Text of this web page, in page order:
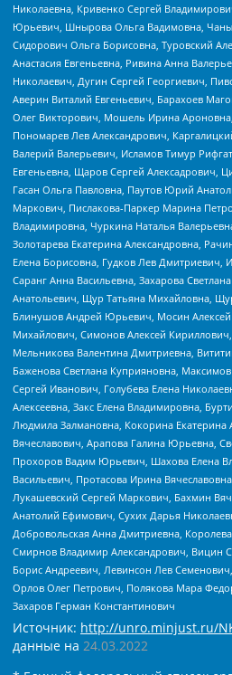
Николаевна, Кривенко Сергей
Юрьевич, Шнырова Ольга Вадимовна,
Сидорович Ольга Борисовна, Туровский
Анастасия Евгеньевна, Ривина Анна
Николаевич, Дугин Сергей Георгиевич,
Аверин Виталий Евгеньевич, Барахоев
Олег Викторович, Мошель Ирина
Пономарев Лев Александрович,
Валерий Валерьевич, Исламов Тимур
Евгеньевна, Щаров Сергей Алексадрович,
Гасан Ольга Павловна, Паутов Юрий
Маркович, Пислакова-Паркер Марина
Владимировна, Чуркина Наталья
Золотарева Екатерина Александровна,
Елена Борисовна, Гудков Лев
Саранг Анна Васильевна, Захарова
Анатольевич, Щур Татьяна Михайловна,
Блинушов Андрей Юрьевич, Мосин Алексей
Михайлович, Симонов Алексей
Мельникова Валентина Дмитриевна,
Баженова Светлана Куприяновна,
Сергей Иванович, Голубева Елена
Алексеевна, Закс Елена Владимировна,
Людмила Залмановна, Кокорина Екатерина
Вячеславович, Арапова Галина Юрьевна,
Прохоров Вадим Юрьевич, Шахова Елена
Васильевич, Протасова Ирина
Лукашевский Сергей Маркович, Бахмин
Анатолий Ефимович, Сухих Дарья
Добровольская Анна Дмитриевна, Королева
Смирнов Владимир Александрович, Вицин
Борис Андреевич, Левинсон Лев
Орлов Олег Петрович, Полякова Мара
Захаров Герман Константинович
Источник: http://unro.minjust.ru/
данные на 24.03.2022